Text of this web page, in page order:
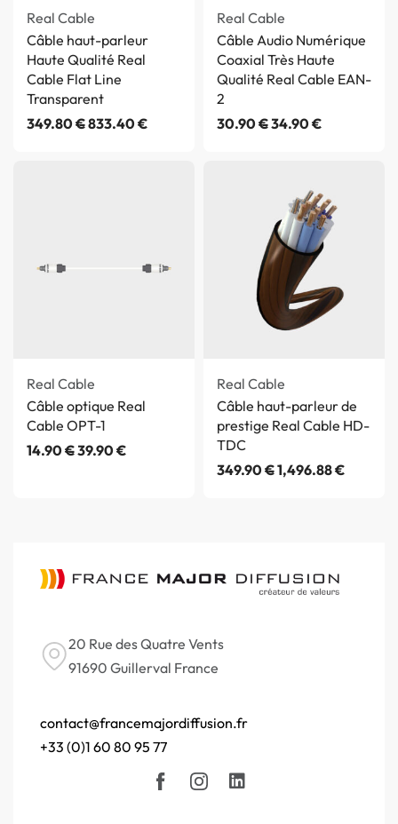
Real Cable
Câble haut-parleur
Haute Qualité Real
Cable Flat Line
Transparent
349.80€833.40€
Real Cable
Câble Audio Numérique
Coaxial Très Haute
Qualité Real Cable EAN-
2
30.90€34.90€
Real Cable
Câble optique Real
Cable OPT-1
14.90€39.90€
Real Cable
Câble haut-parleur de
prestige Real Cable HD-
TDC
349.90€1,496.88€
20 Rue des Quatre Vents
91690 Guillerval France
contact@francemajordiffusion.fr
+33 (0)1 60 80 95 77